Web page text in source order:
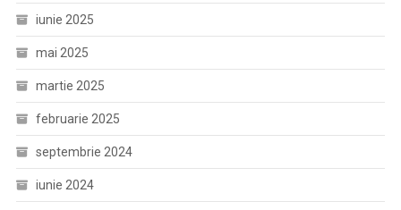
iunie 2025
mai 2025
martie 2025
februarie 2025
septembrie 2024
iunie 2024